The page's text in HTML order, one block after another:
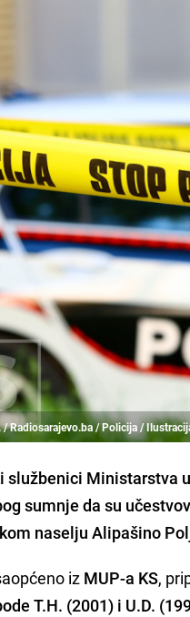
/ Radiosarajevo.ba / Policija /
službenici Ministarstva
sumnje da su
naselju Alipašino
iz MUP-a KS,
T.H. (2001) i U.D.